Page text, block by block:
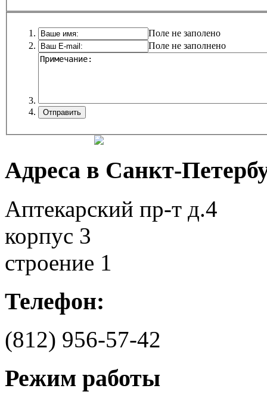
Поле не заполено
Поле не заполнено
Адреса в Санкт-
Аптекарский пр-т д.4
корпус 3
строение 1
Телефон:
(812) 956-57-42
Режим работы